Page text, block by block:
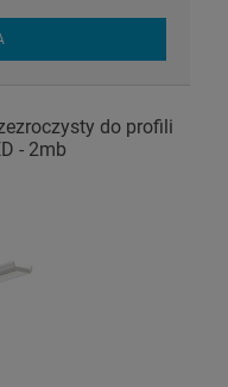
do profili
- 2mb